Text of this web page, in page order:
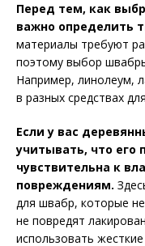
Перед тем, как
важно определить
материалы требуют
поэтому выбор
Например, линолеум,
в разных средствах
Если у вас
учитывать, что его
чувствительна к
повреждениям.
для швабр, которые
не повредят
использовать